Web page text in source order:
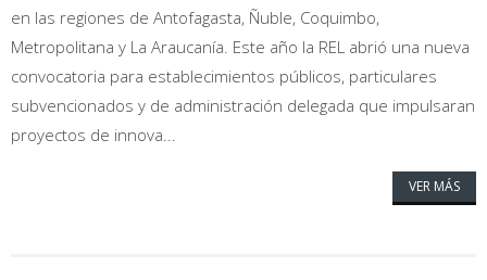
en las regiones de Antofagasta, Ñuble, Coquimbo,
Metropolitana y La Araucanía. Este año la REL abrió una nueva
convocatoria para establecimientos públicos, particulares
subvencionados y de administración delegada que impulsaran
proyectos de innova...
VER MÁS